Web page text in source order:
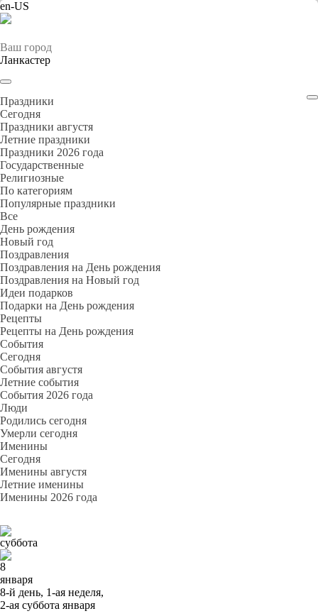
en-US
Ваш город
Ланкастер
Праздники
Cегодня
Праздники августя
Летние праздники
Праздники 2026 года
Государственные
Религиозные
По категориям
Популярные праздники
Все
День рождения
Новый год
Поздравления
Поздравления на День рождения
Поздравления на Новый год
Идеи подарков
Подарки на День рождения
Рецепты
Рецепты на День рождения
События
Cегодня
События августя
Летние события
События 2026 года
Люди
Родились сегодня
Умерли сегодня
Именины
Cегодня
Именины августя
Летние именины
Именины 2026 года
суббота
8
января
8-й день, 1-ая неделя,
2-ая суббота января